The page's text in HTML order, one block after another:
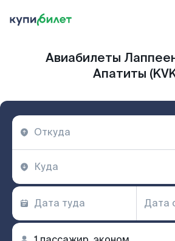
Авиабилеты
Апатиты